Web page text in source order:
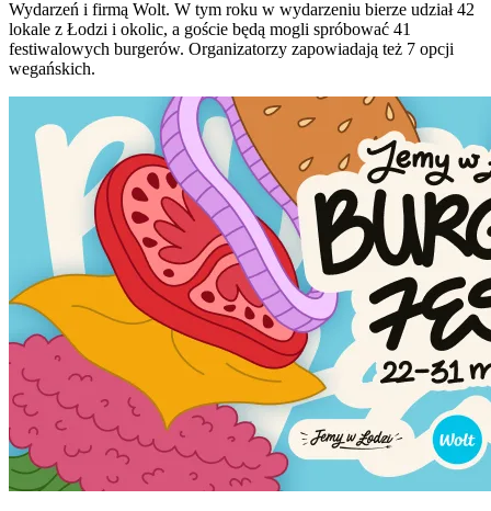
Wydarzeń i firmą Wolt. W tym roku w wydarzeniu bierze udział 42
lokale z Łodzi i okolic, a goście będą mogli spróbować 41
festiwalowych burgerów. Organizatorzy zapowiadają też 7 opcji
wegańskich.